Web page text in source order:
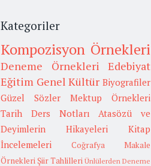
Kategoriler
Kompozisyon Örnekleri
Deneme Örnekleri
Edebiyat
Eğitim Genel Kültür Biyografiler
Güzel Sözler
Mektup Örnekleri
Tarih
Ders Notları
Atasözü ve
Deyimlerin Hikayeleri
Kitap
İncelemeleri
Coğrafya
Makale
Örnekleri Şiir Tahlilleri Ünlülerden Deneme